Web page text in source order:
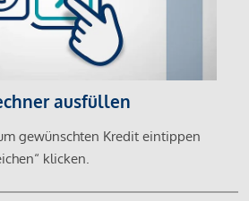
ausfüllen
gewünschten Kredit eintippen
klicken.